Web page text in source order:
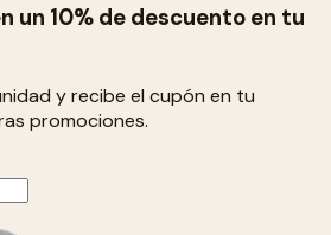
un 10% de descuento en tu
y recibe el cupón en tu
promociones.